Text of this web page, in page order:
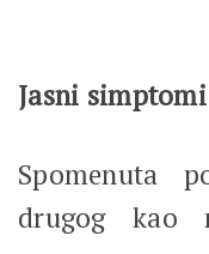
Jasni
Spomenuta
drugog kao